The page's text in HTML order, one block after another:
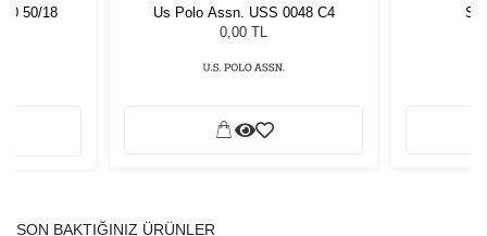
50/18
Us Polo Assn. USS 0048 C4
0,00 TL
SON BAKTIĞINIZ ÜRÜNLER